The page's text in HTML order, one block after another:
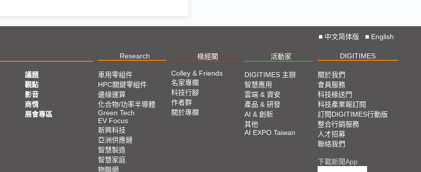
■ 中文简体版 ■ English
Research 椽經閣 活動家 DIGITIMES
議題
觀點
影音
商情
展會專區
車用零組件
HPC關鍵零組件
邊緣運算
化合物/功率半導體
Green Tech
EV Focus
新興科技
亞洲供應鏈
智慧製造
智慧家庭
物聯網
Colley & Friends
名家專欄
科技行腳
作者群
關於專欄
DIGITIMES 主辦
智慧應用
雲端 & 資安
產品 & 研發
AI & 創新
其他
AI EXPO Taiwan
關於我們
會員服務
科技椽送門
科技產業報訂閱
訂閱DIGITIMES行動版
整合行銷服務
人才招募
聯絡我們
下載新聞App